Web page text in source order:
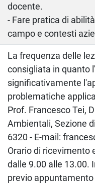
docente.
- Fare pratica di
campo e contesti
La frequenza delle
consigliata in quanto
significativamente
problematiche
Prof. Francesco Tei,
Ambientali, Sezione
6320 - E-mail:
Orario di ricevimento
dalle 9.00 alle 13.00.
previo